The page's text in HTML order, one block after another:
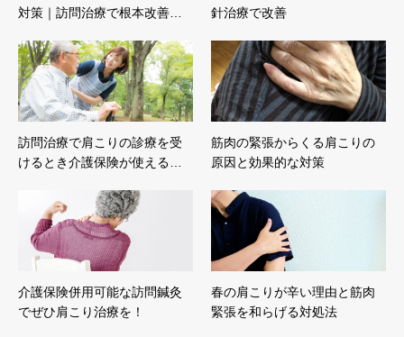
対策｜訪問治療で根本改善… 針治療で改善
訪問治療で肩こりの診療を受
けるとき介護保険が使える…
筋肉の緊張からくる肩こりの
原因と効果的な対策
介護保険併用可能な訪問鍼灸
でぜひ肩こり治療を！
春の肩こりが辛い理由と筋肉
緊張を和らげる対処法